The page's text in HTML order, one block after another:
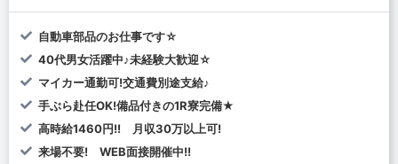
自動車部品のお仕事です☆
40代男女活躍中♪未経験大歓迎☆
マイカー通勤可!交通費別途支給♪
手ぶら赴任OK!備品付きの1R寮完備★
高時給1460円!! 月収30万以上可!
来場不要! WEB面接開催中!!